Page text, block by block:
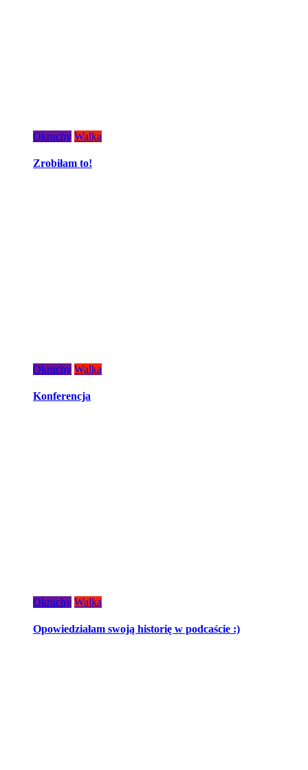
Okruchy Walka
Zrobiłam to!
Okruchy Walka
Konferencja
Okruchy Walka
Opowiedziałam swoją historię w podcaście :)